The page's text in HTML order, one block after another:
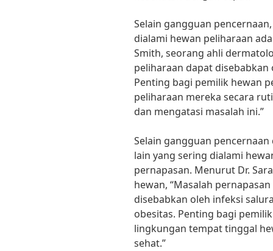
Selain gangguan
dialami hewan peliharaan
Smith, seorang ahli
peliharaan dapat
Penting bagi pemilik hewan
peliharaan mereka secara
dan mengatasi masalah ini.”
Selain gangguan
lain yang sering dialami
pernapasan. Menurut Dr.
hewan, “Masalah
disebabkan oleh infeksi
obesitas. Penting bagi
lingkungan tempat tinggal
sehat.”